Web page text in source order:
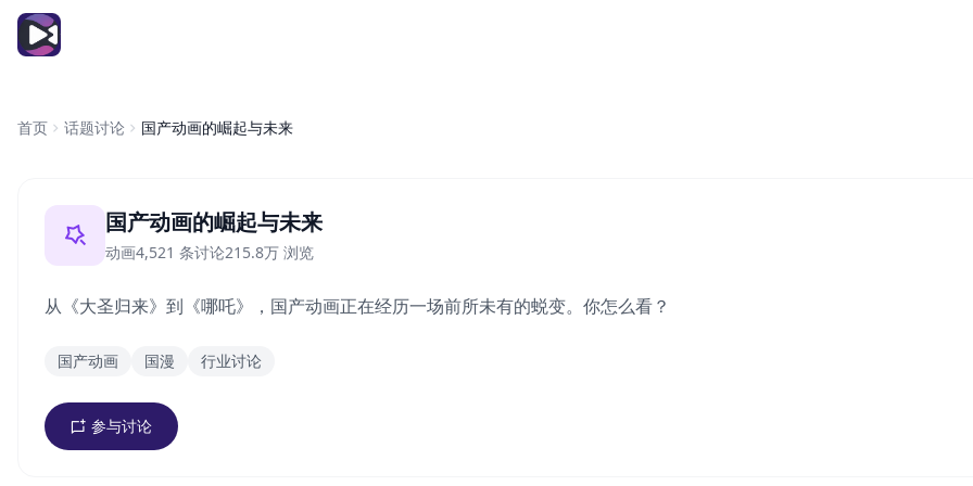
首页 话题讨论 国产动画的崛起与未来
国产动画的崛起与未来
动画4,521 条讨论215.8万 浏览
从《大圣归来》到《哪吒》，国产动画正在经历一场前所未有的蜕变。你怎么看？
国产动画 国漫 行业讨论
参与讨论